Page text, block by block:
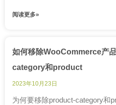
阅读更多»
如何移除WooCommerce产
category和product
2023年10月23日
为何要移除product-category和